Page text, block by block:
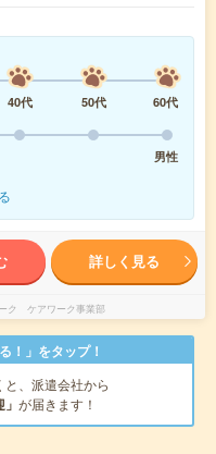
40代 50代
60代
男性
詳しく見る
ク ケアワーク事業部
！」をタップ！
と、派遣会社から
が届きます！